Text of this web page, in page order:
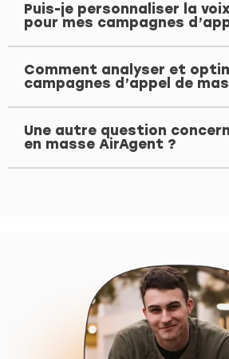
Puis-je personnaliser la
pour mes campagnes
Comment analyser et
campagnes d’appel de
Une autre question
en masse AirAgent ?